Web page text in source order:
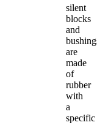
silent
blocks
and
are
made
of
rubber
with
a
specific